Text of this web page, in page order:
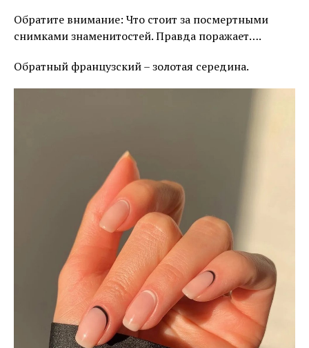
Обратите внимание: Что стоит за посмертными
снимками знаменитостей. Правда поражает….
Обратный французский – золотая середина.